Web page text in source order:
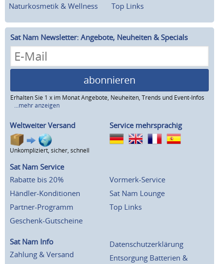
Naturkosmetik & Wellness
Top Links
Sat Nam Newsletter: Angebote, Neuheiten & Specials
abonnieren
Erhalten Sie 1 x im Monat Angebote, Neuheiten, Trends und Event-Infos
...mehr anzeigen
Weltweiter Versand
Unkompliziert, sicher, schnell
Service mehrsprachig
Sat Nam Service
Rabatte bis 20%
Händler-Konditionen
Partner-Programm
Geschenk-Gutscheine
Vormerk-Service
Sat Nam Lounge
Top Links
Sat Nam Info
Zahlung & Versand
Datenschutzerklärung
Entsorgung Batterien &